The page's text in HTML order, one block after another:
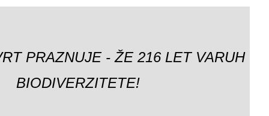
PRAZNUJE - ŽE 216 LET VARUH
BIODIVERZITETE!